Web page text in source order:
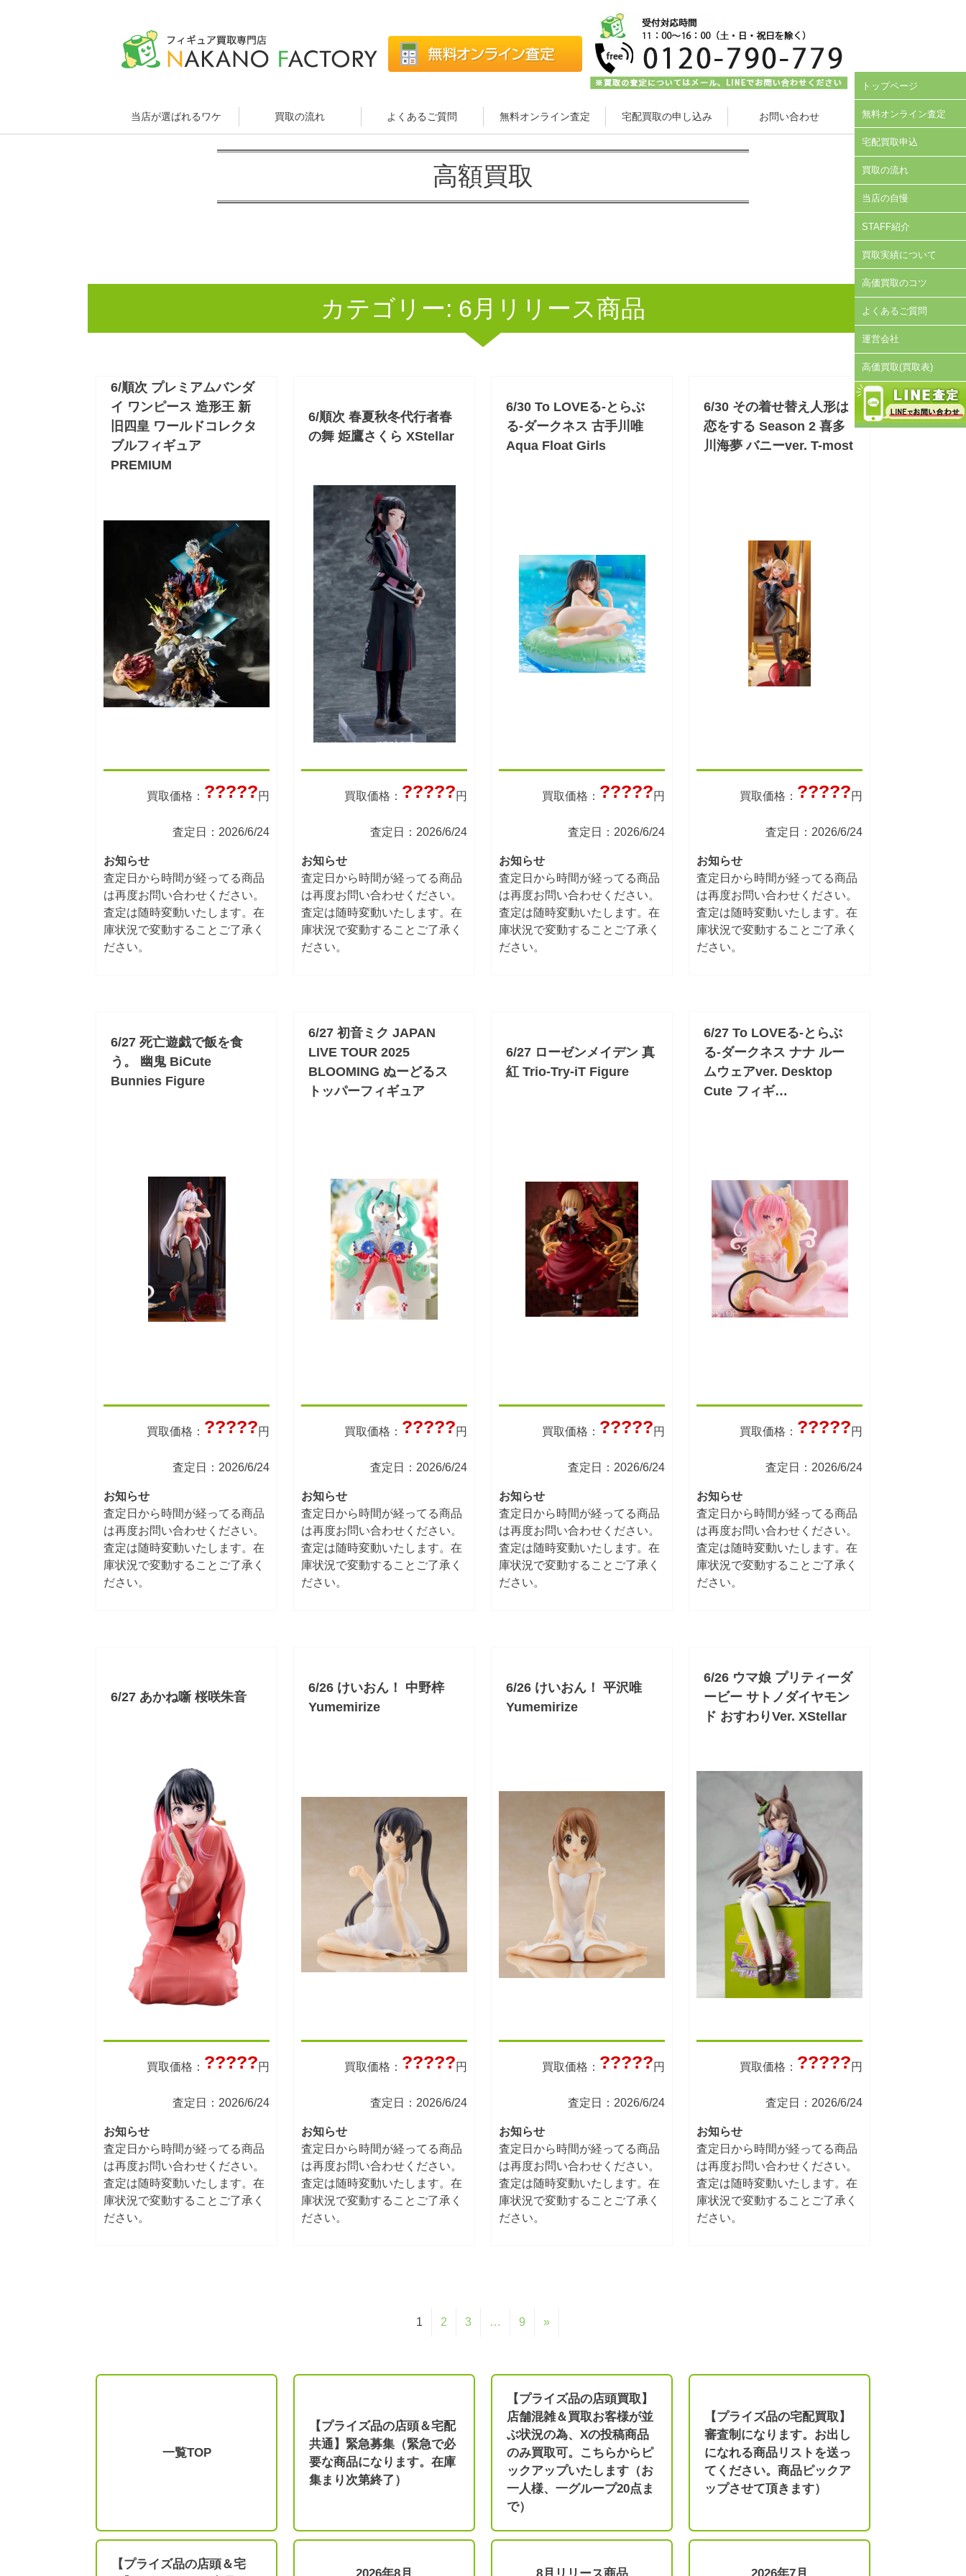
当店が選ばれるワケ 買取の流れ よくあるご質問 無料オンライン査定 宅配買取の申し込み お問い合わせ
高額買取
カテゴリー: 6月リリース商品
6/順次 プレミアムバンダ
イ ワンピース 造形王 新
旧四皇 ワールドコレクタ
ブルフィギュア
PREMIUM
買取価格： ?????円
査定日：2026/6/24
お知らせ
査定日から時間が経ってる商品
は再度お問い合わせください。
査定は随時変動いたします。在
庫状況で変動することご了承く
ださい。
6/順次 春夏秋冬代行者春
の舞 姫鷹さくら XStellar
買取価格： ?????円
査定日：2026/6/24
お知らせ
査定日から時間が経ってる商品
は再度お問い合わせください。
査定は随時変動いたします。在
庫状況で変動することご了承く
ださい。
6/30 To LOVEる-とらぶ
る-ダークネス 古手川唯
Aqua Float Girls
買取価格： ?????円
査定日：2026/6/24
お知らせ
査定日から時間が経ってる商品
は再度お問い合わせください。
査定は随時変動いたします。在
庫状況で変動することご了承く
ださい。
6/30 その着せ替え人形は
恋をする Season 2 喜多
川海夢 バニーver. T-most
買取価格： ?????円
査定日：2026/6/24
お知らせ
査定日から時間が経ってる商品
は再度お問い合わせください。
査定は随時変動いたします。在
庫状況で変動することご了承く
ださい。
6/27 死亡遊戯で飯を食
う。 幽鬼 BiCute
Bunnies Figure
買取価格： ?????円
査定日：2026/6/24
お知らせ
査定日から時間が経ってる商品
は再度お問い合わせください。
査定は随時変動いたします。在
庫状況で変動することご了承く
ださい。
6/27 初音ミク JAPAN
LIVE TOUR 2025
BLOOMING ぬーどるス
トッパーフィギュア
買取価格： ?????円
査定日：2026/6/24
お知らせ
査定日から時間が経ってる商品
は再度お問い合わせください。
査定は随時変動いたします。在
庫状況で変動することご了承く
ださい。
6/27 ローゼンメイデン 真
紅 Trio-Try-iT Figure
買取価格： ?????円
査定日：2026/6/24
お知らせ
査定日から時間が経ってる商品
は再度お問い合わせください。
査定は随時変動いたします。在
庫状況で変動することご了承く
ださい。
6/27 To LOVEる-とらぶ
る-ダークネス ナナ ルー
ムウェアver. Desktop
Cute フィギ…
買取価格： ?????円
査定日：2026/6/24
お知らせ
査定日から時間が経ってる商品
は再度お問い合わせください。
査定は随時変動いたします。在
庫状況で変動することご了承く
ださい。
6/27 あかね噺 桜咲朱音
買取価格： ?????円
査定日：2026/6/24
お知らせ
査定日から時間が経ってる商品
は再度お問い合わせください。
査定は随時変動いたします。在
庫状況で変動することご了承く
ださい。
6/26 けいおん！ 中野梓
Yumemirize
買取価格： ?????円
査定日：2026/6/24
お知らせ
査定日から時間が経ってる商品
は再度お問い合わせください。
査定は随時変動いたします。在
庫状況で変動することご了承く
ださい。
6/26 けいおん！ 平沢唯
Yumemirize
買取価格： ?????円
査定日：2026/6/24
お知らせ
査定日から時間が経ってる商品
は再度お問い合わせください。
査定は随時変動いたします。在
庫状況で変動することご了承く
ださい。
6/26 ウマ娘 プリティーダ
ービー サトノダイヤモン
ド おすわりVer. XStellar
買取価格： ?????円
査定日：2026/6/24
お知らせ
査定日から時間が経ってる商品
は再度お問い合わせください。
査定は随時変動いたします。在
庫状況で変動することご了承く
ださい。
1 2 3 … 9 »
一覧TOP
【プライズ品の店頭＆宅配
共通】緊急募集（緊急で必
要な商品になります。在庫
集まり次第終了）
【プライズ品の店頭買取】
店舗混雑＆買取お客様が並
ぶ状況の為、Xの投稿商品
のみ買取可。こちらからピ
ックアップいたします（お
一人様、一グループ20点ま
で）
【プライズ品の宅配買取】
審査制になります。お出し
になれる商品リストを送っ
てください。商品ピックア
ップさせて頂きます）
【プライズ品の店頭＆宅
トップページ
無料オンライン査定
宅配買取申込
買取の流れ
当店の自慢
STAFF紹介
買取実績について
高価買取のコツ
よくあるご質問
運営会社
高価買取(買取表)